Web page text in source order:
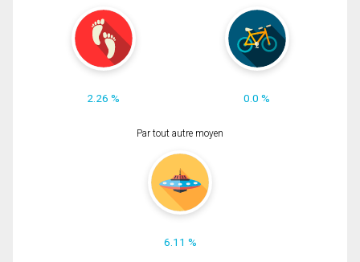
2.26 % 0.0 %
Par tout autre moyen
6.11 %